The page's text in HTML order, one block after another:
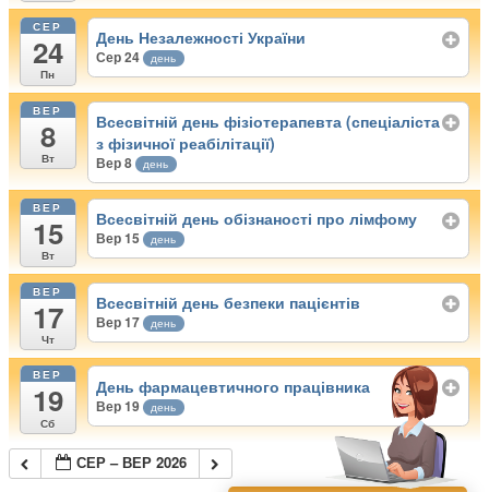
СЕР
24
Пн
День Незалежності України
Сер 24 день
ВЕР
8
Вт
Всесвітній день фізіотерапевта (спеціаліста
з фізичної реабілітації)
Вер 8 день
ВЕР
15
Вт
Всесвітній день обізнаності про лімфому
Вер 15 день
ВЕР
17
Чт
Всесвітній день безпеки пацієнтів
Вер 17 день
ВЕР
19
Сб
День фармацевтичного працівника
Вер 19 день
СЕР – ВЕР 2026